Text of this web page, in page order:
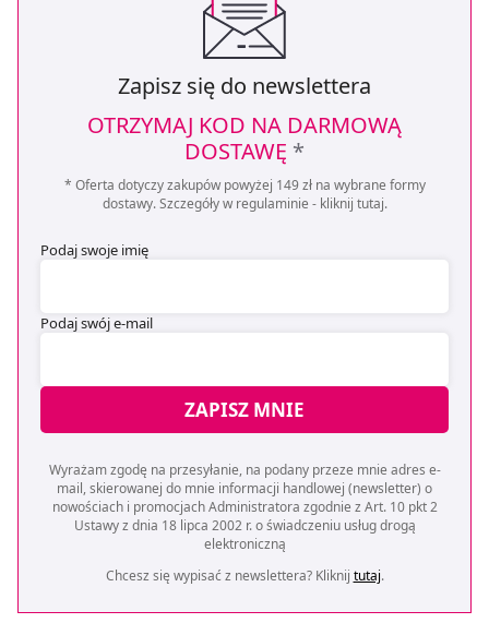
Zapisz się do newslettera
OTRZYMAJ KOD NA DARMOWĄ
DOSTAWĘ *
* Oferta dotyczy zakupów powyżej 149 zł na wybrane formy
dostawy. Szczegóły w regulaminie - kliknij tutaj.
Podaj swoje imię
Podaj swój e-mail
ZAPISZ MNIE
Wyrażam zgodę na przesyłanie, na podany przeze mnie adres e-
mail, skierowanej do mnie informacji handlowej (newsletter) o
nowościach i promocjach Administratora zgodnie z Art. 10 pkt 2
Ustawy z dnia 18 lipca 2002 r. o świadczeniu usług drogą
elektroniczną
Chcesz się wypisać z newslettera? Kliknij tutaj.